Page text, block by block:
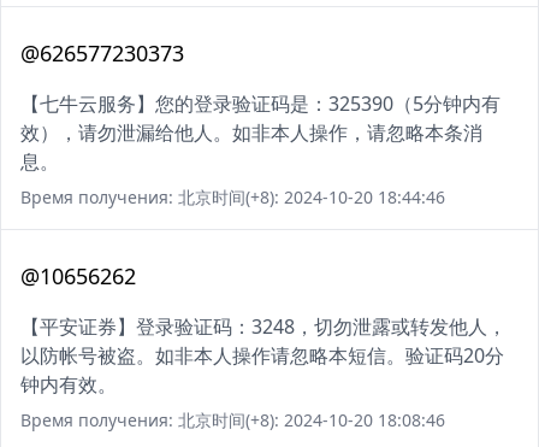
@626577230373
【七牛云服务】您的登录验证码是：325390（5分钟内有
效），请勿泄漏给他人。如非本人操作，请忽略本条消
息。
Время получения: 北京时间(+8): 2024-10-20 18:44:46
@10656262
【平安证券】登录验证码：3248，切勿泄露或转发他人，
以防帐号被盗。如非本人操作请忽略本短信。验证码20分
钟内有效。
Время получения: 北京时间(+8): 2024-10-20 18:08:46